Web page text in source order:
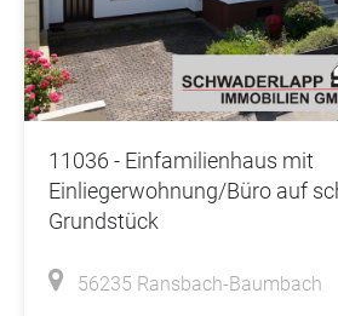
11036 - Einfamilienhaus mit
Einliegerwohnung/Büro auf
Grundstück
56235 Ransbach-Baumbach